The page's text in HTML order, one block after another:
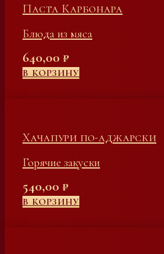
Паста Карбонара
Блюда из мяса
640,00 ₽
В КОРЗИНУ
Хачапури по-аджарски
Горячие закуски
540,00 ₽
В КОРЗИНУ